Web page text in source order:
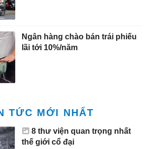
Ngân hàng chào bán trái phiếu
lãi tới 10%/năm
TỨC MỚI NHẤT
8 thư viện quan trọng nhất
thế giới cổ đại